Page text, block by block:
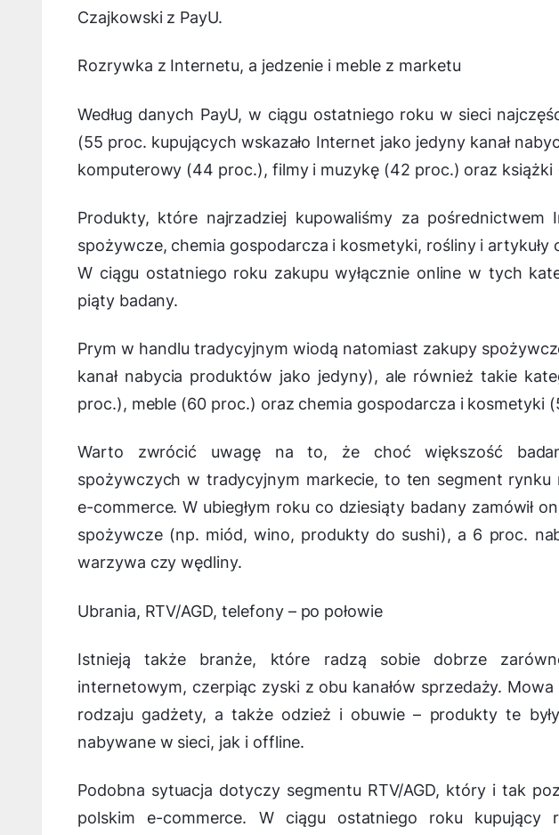
Czajkowski z PayU.
Rozrywka z Internetu, a jedzenie i meble z marketu
Według danych PayU, w ciągu ostatniego roku w sieci
(55 proc. kupujących wskazało Internet jako jedyny kanał
komputerowy (44 proc.), filmy i muzykę (42 proc.) oraz książki
Produkty, które najrzadziej kupowaliśmy za
spożywcze, chemia gospodarcza i kosmetyki, rośliny i artykuły
W ciągu ostatniego roku zakupu wyłącznie online w tych
piąty badany.
Prym w handlu tradycyjnym wiodą natomiast zakupy
kanał nabycia produktów jako jedyny), ale również takie
proc.), meble (60 proc.) oraz chemia gospodarcza i kosmetyki
Warto zwrócić uwagę na to, że choć większość
spożywczych w tradycyjnym markecie, to ten segment rynku
e-commerce. W ubiegłym roku co dziesiąty badany zamówił
spożywcze (np. miód, wino, produkty do sushi), a 6 proc.
warzywa czy wędliny.
Ubrania, RTV/AGD, telefony – po połowie
Istnieją także branże, które radzą sobie dobrze
internetowym, czerpiąc zyski z obu kanałów sprzedaży.
rodzaju gadżety, a także odzież i obuwie – produkty te
nabywane w sieci, jak i offline.
Podobna sytuacja dotyczy segmentu RTV/AGD, który i tak
polskim e-commerce. W ciągu ostatniego roku kupujący